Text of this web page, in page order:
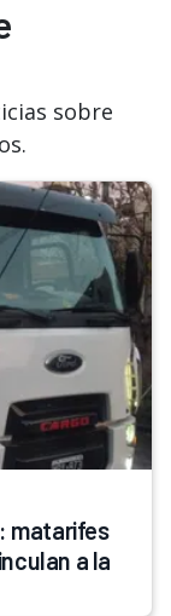
sobre
matarifes
a la